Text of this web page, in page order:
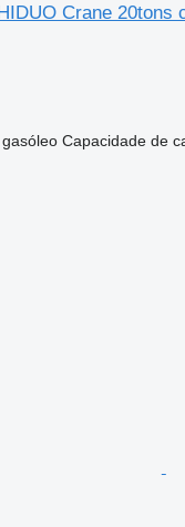
Crane 20tons
gasóleo Capacidade de